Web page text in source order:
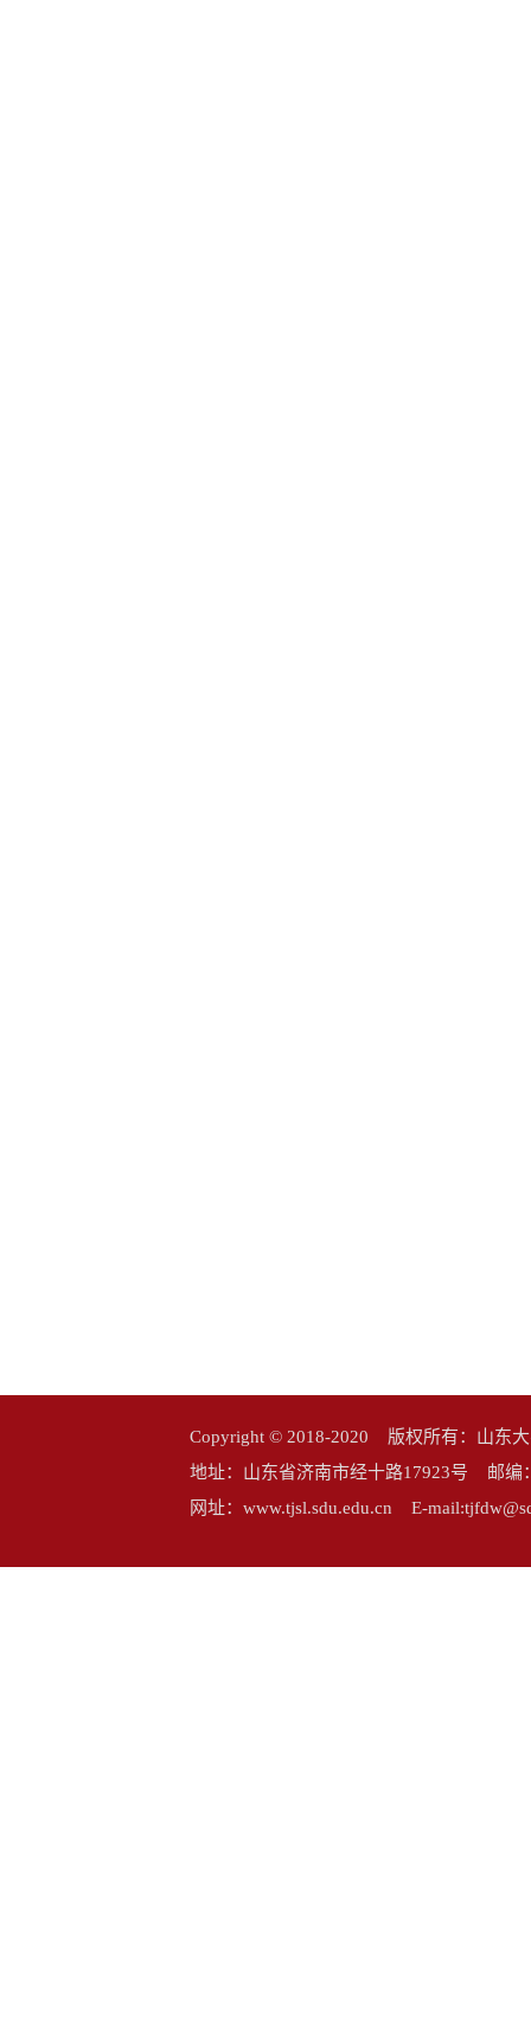
Copyright © 2018-2020 版权所有：山东
地址：山东省济南市经十路17923号 邮
网址：www.tjsl.sdu.edu.cn E-